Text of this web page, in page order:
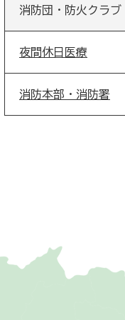
消防団・防火クラブ
夜間休日医療
消防本部・消防署